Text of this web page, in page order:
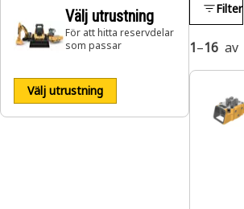
Välj utrustning
För att hitta reservdelar
som passar
Välj utrustning
Filter
1–16 av